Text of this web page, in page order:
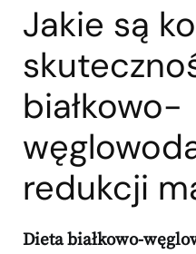
Jakie są
białkowo-
redukcji
Dieta białkowo-